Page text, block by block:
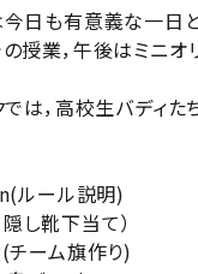
日も有意義な一日と
授業，午後はミニオ
では，高校生バディ
ール説明)
し靴下当て）
ーム旗作り)